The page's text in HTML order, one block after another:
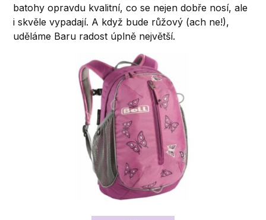
batohy opravdu kvalitní, co se nejen dobře nosí, ale
i skvěle vypadají. A když bude růžový (ach ne!),
uděláme Baru radost úplně největší.